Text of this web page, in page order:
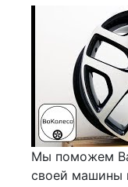
Мы поможем
своей машины